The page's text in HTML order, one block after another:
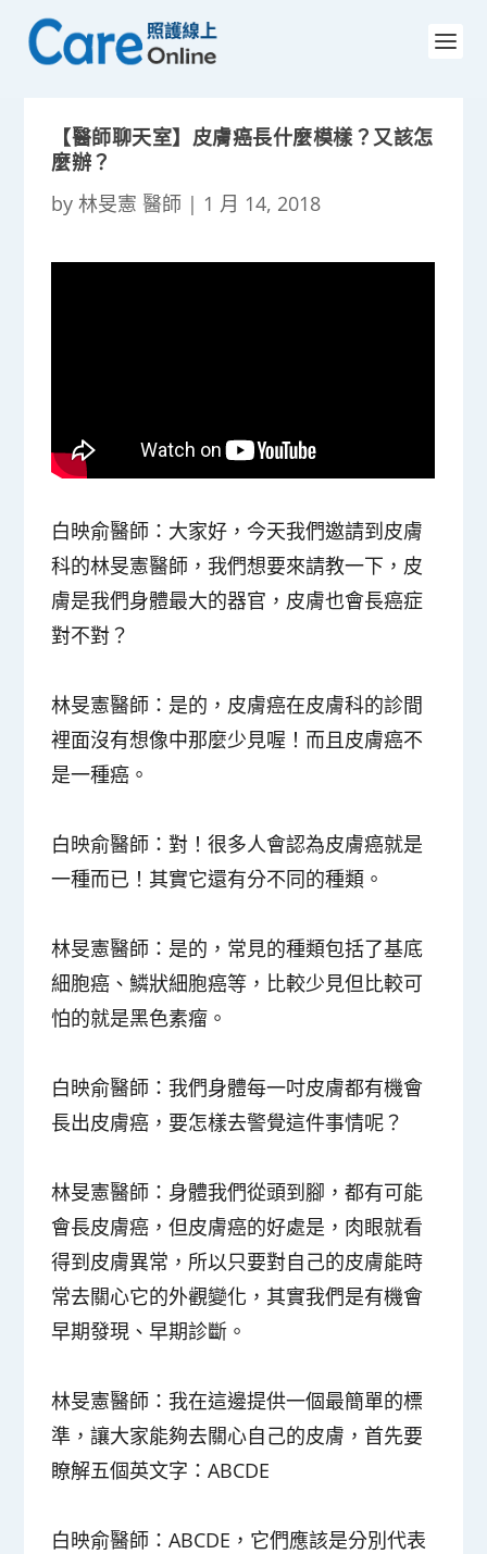
【醫師聊天室】皮膚癌長什麼模樣？又該怎
麼辦？
by林旻憲 醫師 | 1 月 14, 2018
白映俞醫師 ：大家好，今天我們邀請到皮膚
科的林旻憲醫師，我們想要來請教一下，皮
膚是我們身體最大的器官，皮膚也會長癌症
對不對？
林旻憲醫師 ：是的，皮膚癌在皮膚科的診間
裡面沒有想像中那麼少見喔！而且皮膚癌不
是一種癌。
白映俞醫師 ：對！很多人會認為皮膚癌就是
一種而已！其實它還有分不同的種類。
林旻憲醫師 ：是的，常見的種類包括了基底
細胞癌、鱗狀細胞癌等，比較少見但比較可
怕的就是黑色素瘤。
白映俞醫師 ：我們身體每一吋皮膚都有機會
長出皮膚癌，要怎樣去警覺這件事情呢？
林旻憲醫師 ：身體我們從頭到腳，都有可能
會長皮膚癌，但皮膚癌的好處是，肉眼就看
得到皮膚異常，所以只要對自己的皮膚能時
常去關心它的外觀變化，其實我們是有機會
早期發現、早期診斷。
林旻憲醫師 ：我在這邊提供一個最簡單的標
準，讓大家能夠去關心自己的皮膚，首先要
瞭解五個英文字：ABCDE
白映俞醫師 ：ABCDE，它們應該是分別代表